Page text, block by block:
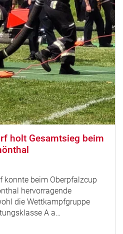
holt Gesamtsieg beim
konnte beim Oberpfalzcup
hervorragende
die Wettkampfgruppe
A a…